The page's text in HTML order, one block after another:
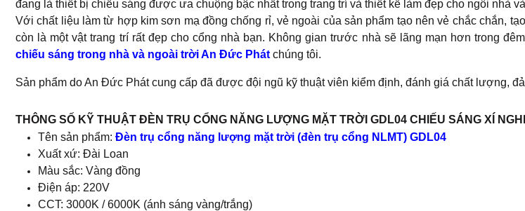
đang là thiết bị chiếu sáng được ưa chuộng bậc nhất trong trang trí và thiết kế làm đẹp cho ngôi nhà
Với chất liệu làm từ hợp kim sơn mạ đồng chống rỉ, vẻ ngoài của sản phẩm tạo nên vẻ chắc chắn,
còn là một vật trang trí rất đẹp cho cổng nhà bạn. Không gian trước nhà sẽ lãng mạn hơn trong
chiếu sáng trong nhà và ngoài trời An Đức Phát chúng tôi.
Sản phẩm do An Đức Phát cung cấp đã được đội ngũ kỹ thuật viên kiểm định, đánh giá chất lượng,
THÔNG SỐ KỸ THUẬT ĐÈN TRỤ CỔNG NĂNG LƯỢNG MẶT TRỜI GDL04 CHIẾU SÁNG XÍ
Tên sản phẩm: Đèn trụ cổng năng lượng mặt trời (đèn trụ cổng NLMT) GDL04
Xuất xứ: Đài Loan
Màu sắc: Vàng đồng
Điện áp: 220V
CCT: 3000K / 6000K (ánh sáng vàng/trắng)